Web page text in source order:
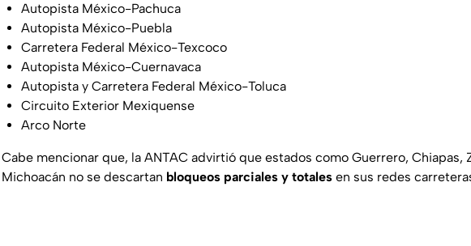
Autopista México-Pachuca
Autopista México-Puebla
Carretera Federal México-Texcoco
Autopista México-Cuernavaca
Autopista y Carretera Federal México-Toluca
Circuito Exterior Mexiquense
Arco Norte
Cabe mencionar que, la ANTAC advirtió que estados como Guerrero, Chiapas,
Michoacán no se descartan bloqueos parciales y totales en sus redes